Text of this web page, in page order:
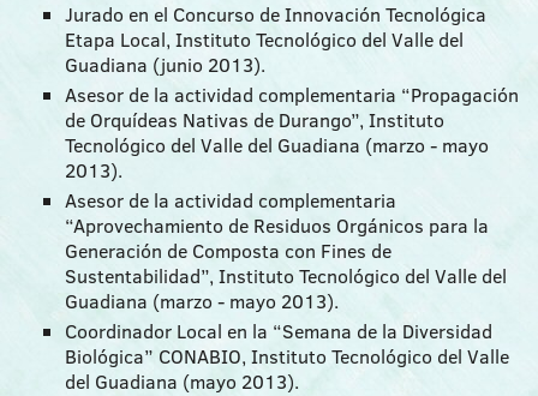
Jurado en el Concurso de Innovación Tecnológica
Etapa Local, Instituto Tecnológico del Valle del
Guadiana (junio 2013).
Asesor de la actividad complementaria “Propagación
de Orquídeas Nativas de Durango”, Instituto
Tecnológico del Valle del Guadiana (marzo - mayo
2013).
Asesor de la actividad complementaria
“Aprovechamiento de Residuos Orgánicos para la
Generación de Composta con Fines de
Sustentabilidad”, Instituto Tecnológico del Valle del
Guadiana (marzo - mayo 2013).
Coordinador Local en la “Semana de la Diversidad
Biológica” CONABIO, Instituto Tecnológico del Valle
del Guadiana (mayo 2013).